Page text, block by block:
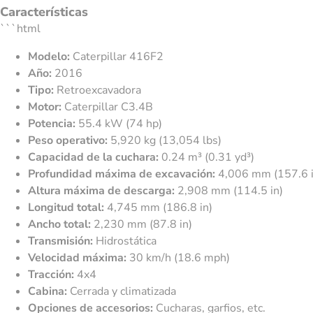
Características
```html
Modelo: Caterpillar 416F2
Año: 2016
Tipo: Retroexcavadora
Motor: Caterpillar C3.4B
Potencia: 55.4 kW (74 hp)
Peso operativo: 5,920 kg (13,054 lbs)
Capacidad de la cuchara: 0.24 m³ (0.31 yd³)
Profundidad máxima de excavación: 4,006 mm (157.6
Altura máxima de descarga: 2,908 mm (114.5 in)
Longitud total: 4,745 mm (186.8 in)
Ancho total: 2,230 mm (87.8 in)
Transmisión: Hidrostática
Velocidad máxima: 30 km/h (18.6 mph)
Tracción: 4x4
Cabina: Cerrada y climatizada
Opciones de accesorios: Cucharas, garfios, etc.